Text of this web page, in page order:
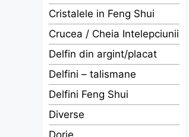
Cristalele in Feng Shui
Crucea / Cheia Intelepciunii
Delfin din argint/placat
Delfini – talismane
Delfini Feng Shui
Diverse
Dorje